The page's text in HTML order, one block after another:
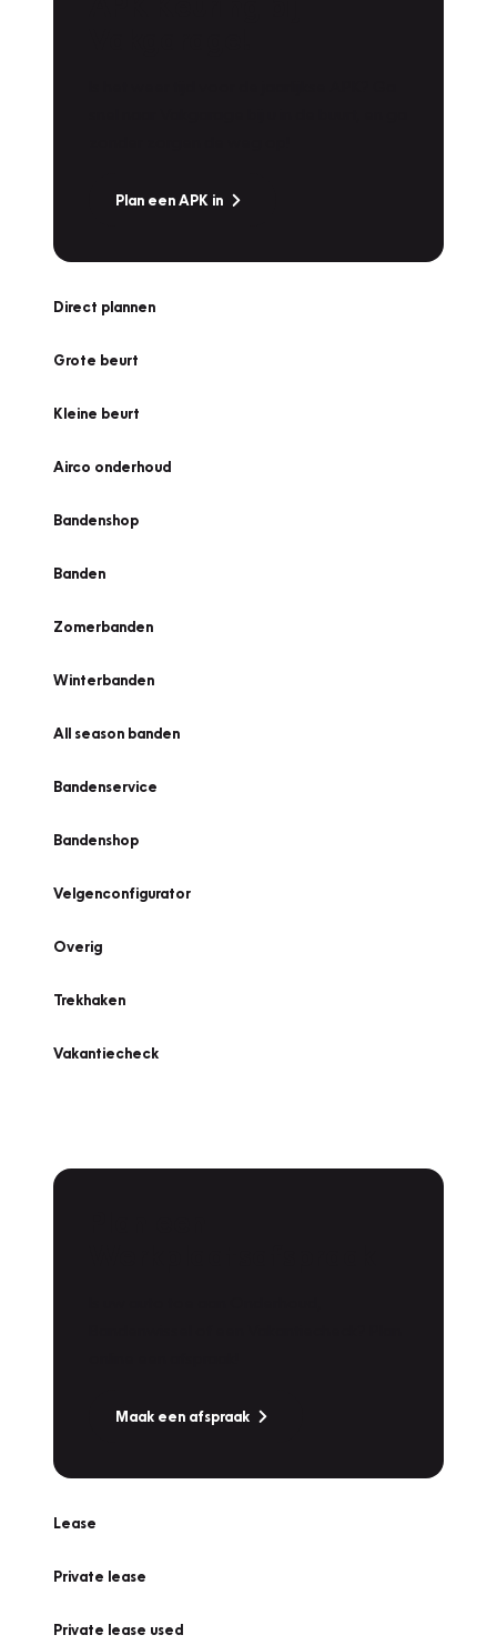
Plan een APK in
Direct plannen
Grote beurt
Kleine beurt
Airco onderhoud
Bandenshop
Banden
Zomerbanden
Winterbanden
All season banden
Bandenservice
Bandenshop
Velgenconfigurator
Overig
Trekhaken
Vakantiecheck
Maak een afspraak
Lease
Private lease
Private lease used